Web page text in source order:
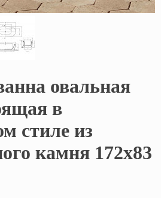
овальная
в
стиле из
камня 172х83